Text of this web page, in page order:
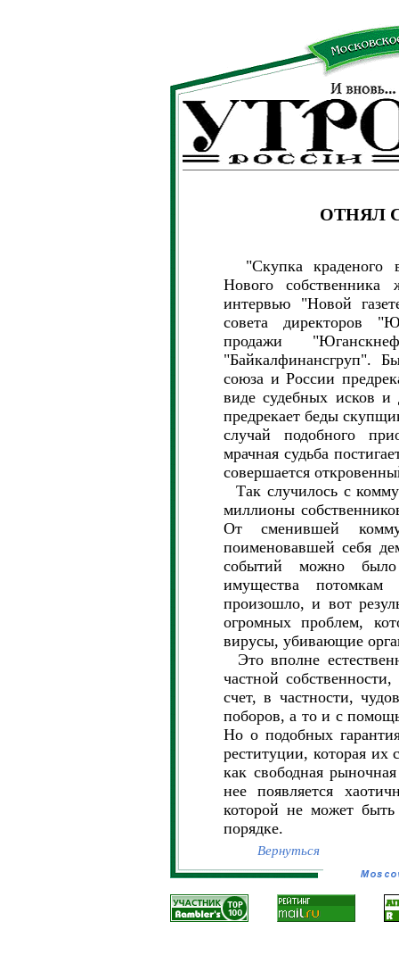
ОТНЯЛ
"Скупка краденого
Нового
интервью "Новой
совета директоров
продажи
"Байкалфинансгруп".
союза и России
виде судебных исков и
предрекает беды
случай подобного
мрачная судьба
совершается
Так случилось с
миллионы
От сменившей
поименовавшей себя
событий можно было
имущества
произошло, и вот
огромных проблем,
вирусы, убивающие
Это вполне
частной
счет, в частности,
поборов, а то и с
Но о подобных
реституции, которая их
как свободная
нее появляется
которой не может
порядке.
Вернуться